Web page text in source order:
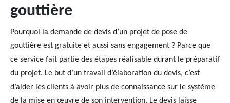
gouttière
Pourquoi la demande de devis d’un projet de pose de
gouttière est gratuite et aussi sans engagement ? Parce que
ce service fait partie des étapes réalisable durant le préparatif
du projet. Le but d’un travail d’élaboration du devis, c’est
d’aider les clients à avoir plus de connaissance sur le système
de la mise en œuvre de son intervention. Le devis laisse